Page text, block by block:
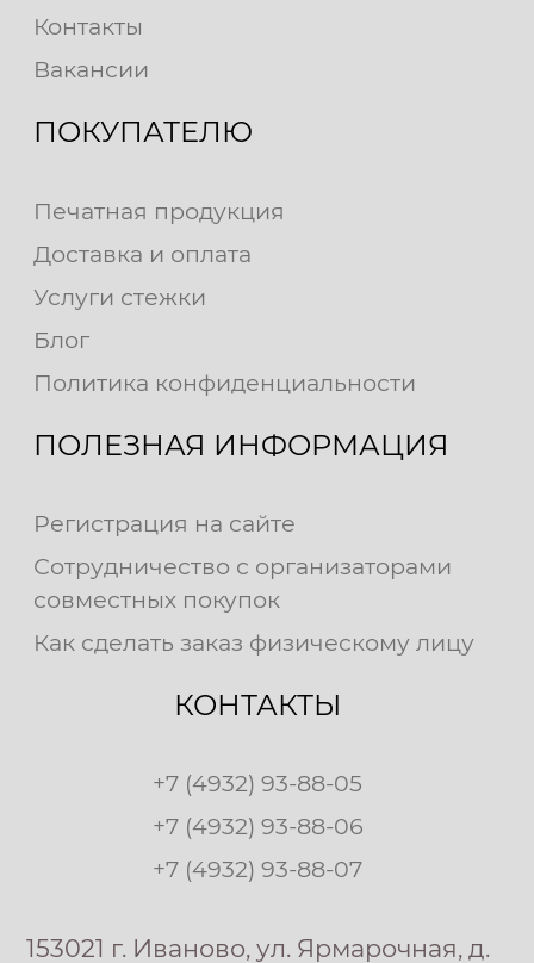
Контакты
Вакансии
ПОКУПАТЕЛЮ
Печатная продукция
Доставка и оплата
Услуги стежки
Блог
Политика конфиденциальности
ПОЛЕЗНАЯ ИНФОРМАЦИЯ
Регистрация на сайте
Сотрудничество с организаторами
совместных покупок
Как сделать заказ физическому лицу
КОНТАКТЫ
+7 (4932) 93-88-05
+7 (4932) 93-88-06
+7 (4932) 93-88-07
153021 г. Иваново, ул. Ярмарочная, д.